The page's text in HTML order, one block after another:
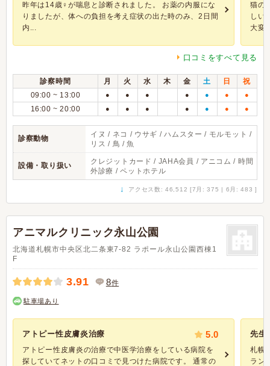
昨年は14歳♀が喘息と診断されました。 お薬の内服にな
りましたが、体への負担を考え症状の出た時のみ、2日間
内...
猫の
しい
大変
口コミをすべて見る
診察時間 月 火 水 木 金 土 日
祝
09:00 ~ 13:00
● ● ● ● ● ● ●
16:00 ~ 20:00 ● ● ● ● ● ● ●
診察動物
イヌ / ネコ / ウサギ / ハムスター / モルモット /
リス / 鳥 / 魚
設備・取り扱い
クレジットカード / JAHA会員 / アニコム / 時間
外診療 / ペットホテル
↓ アクセス数: 46,512 [7月: 375 | 6月: 483 ]
アニマルクリニック永山公園
北海道札幌市中央区北二条東7-82 ラポール永山公園西棟1
F
3.91 8件
駐車場あり
アトピー性皮膚炎治療 5.0
アトピー性皮膚炎の治療で中医学治療をしている病院を
探していてネットの口コミで見つけた病院です。 通常の
先生
札幌
ラン